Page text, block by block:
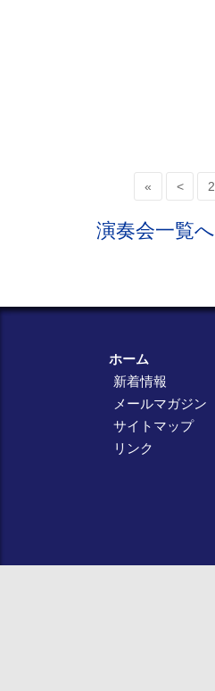
« < 2
演奏会一覧へ
ホーム
新着情報
メールマガジン
サイトマップ
リンク